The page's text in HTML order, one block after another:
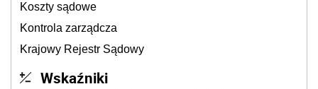
Koszty sądowe
Kontrola zarządcza
Krajowy Rejestr Sądowy
Wskaźniki